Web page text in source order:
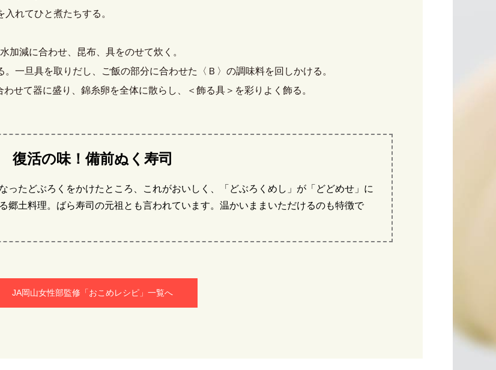
れてひと煮たちする。
加減に合わせ、昆布、具をのせて炊く。
一旦具を取りだし、ご飯の部分に合わせた〈Ｂ〉の調味料を回しかける。
せて器に盛り、錦糸卵を全体に散らし、＜飾る具＞を彩りよく飾る。
復活の味！備前ぬく寿司
ったどぶろくをかけたところ、これがおいしく、「どぶろくめし」が「どどめせ」に
郷土料理。ばら寿司の元祖とも言われています。温かいままいただけるのも特徴で
JA岡山女性部監修「おこめレシピ」一覧へ